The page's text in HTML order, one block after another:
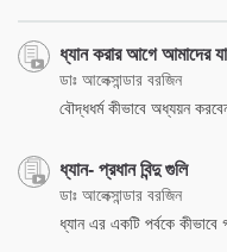
ধ্যান করার আগে আমাদের
ডাঃ আলেক্সান্ডার বরজিন
বৌদ্ধধর্ম কীভাবে অধ্যয়ন
ধ্যান- প্রধান বিন্দু গুলি
ডাঃ আলেক্সান্ডার বরজিন
ধ্যান এর একটি পর্বকে কীভাবে